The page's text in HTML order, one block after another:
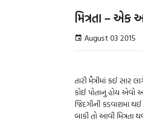
મિત્રતા –
August 03 2015
તારી મૈત્રીમાં કઈ સાર
કોઈ પોતાનું હોય
જિંદગીની કડવાશમાં
બાકી તો આવી મિત્રતા